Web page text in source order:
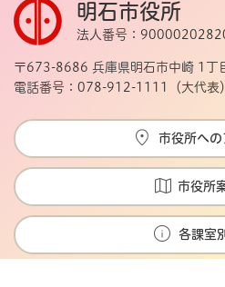
明石市役所
法人番号：
〒673-8686 兵庫県明石市中崎 1丁
電話番号：078-912-1111（大代表）
市役所への
市役所
各課室